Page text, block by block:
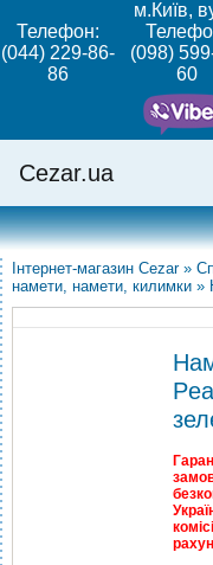
м.Київ,
Телефон:
(044) 229-86-
86
(098)
60
Cezar.ua
Інтернет-магазин Cezar »
намети, намети, килимки »